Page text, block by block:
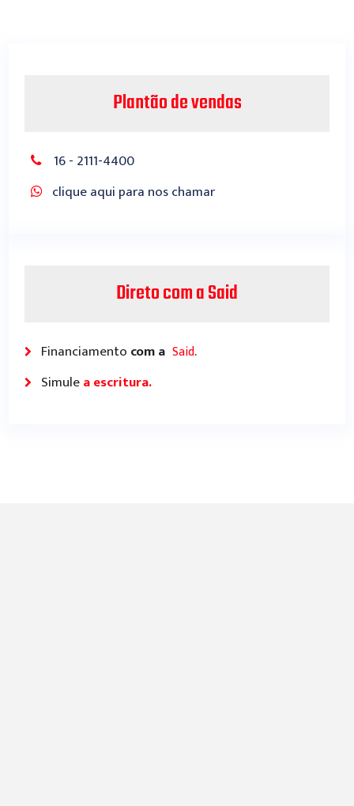
Plantão de vendas
16 - 2111-4400
clique aqui para nos chamar
Direto com a Said
Financiamento com a Said.
Simulea escritura.